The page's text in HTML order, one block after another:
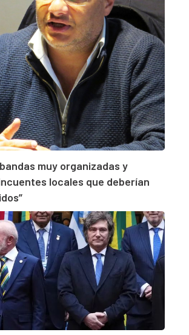
muy organizadas y
locales que deberían